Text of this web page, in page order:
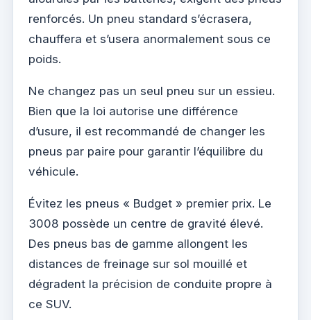
renforcés. Un pneu standard s’écrasera,
chauffera et s’usera anormalement sous ce
poids.
Ne changez pas un seul pneu sur un essieu.
Bien que la loi autorise une différence
d’usure, il est recommandé de changer les
pneus par paire pour garantir l’équilibre du
véhicule.
Évitez les pneus « Budget » premier prix. Le
3008 possède un centre de gravité élevé.
Des pneus bas de gamme allongent les
distances de freinage sur sol mouillé et
dégradent la précision de conduite propre à
ce SUV.